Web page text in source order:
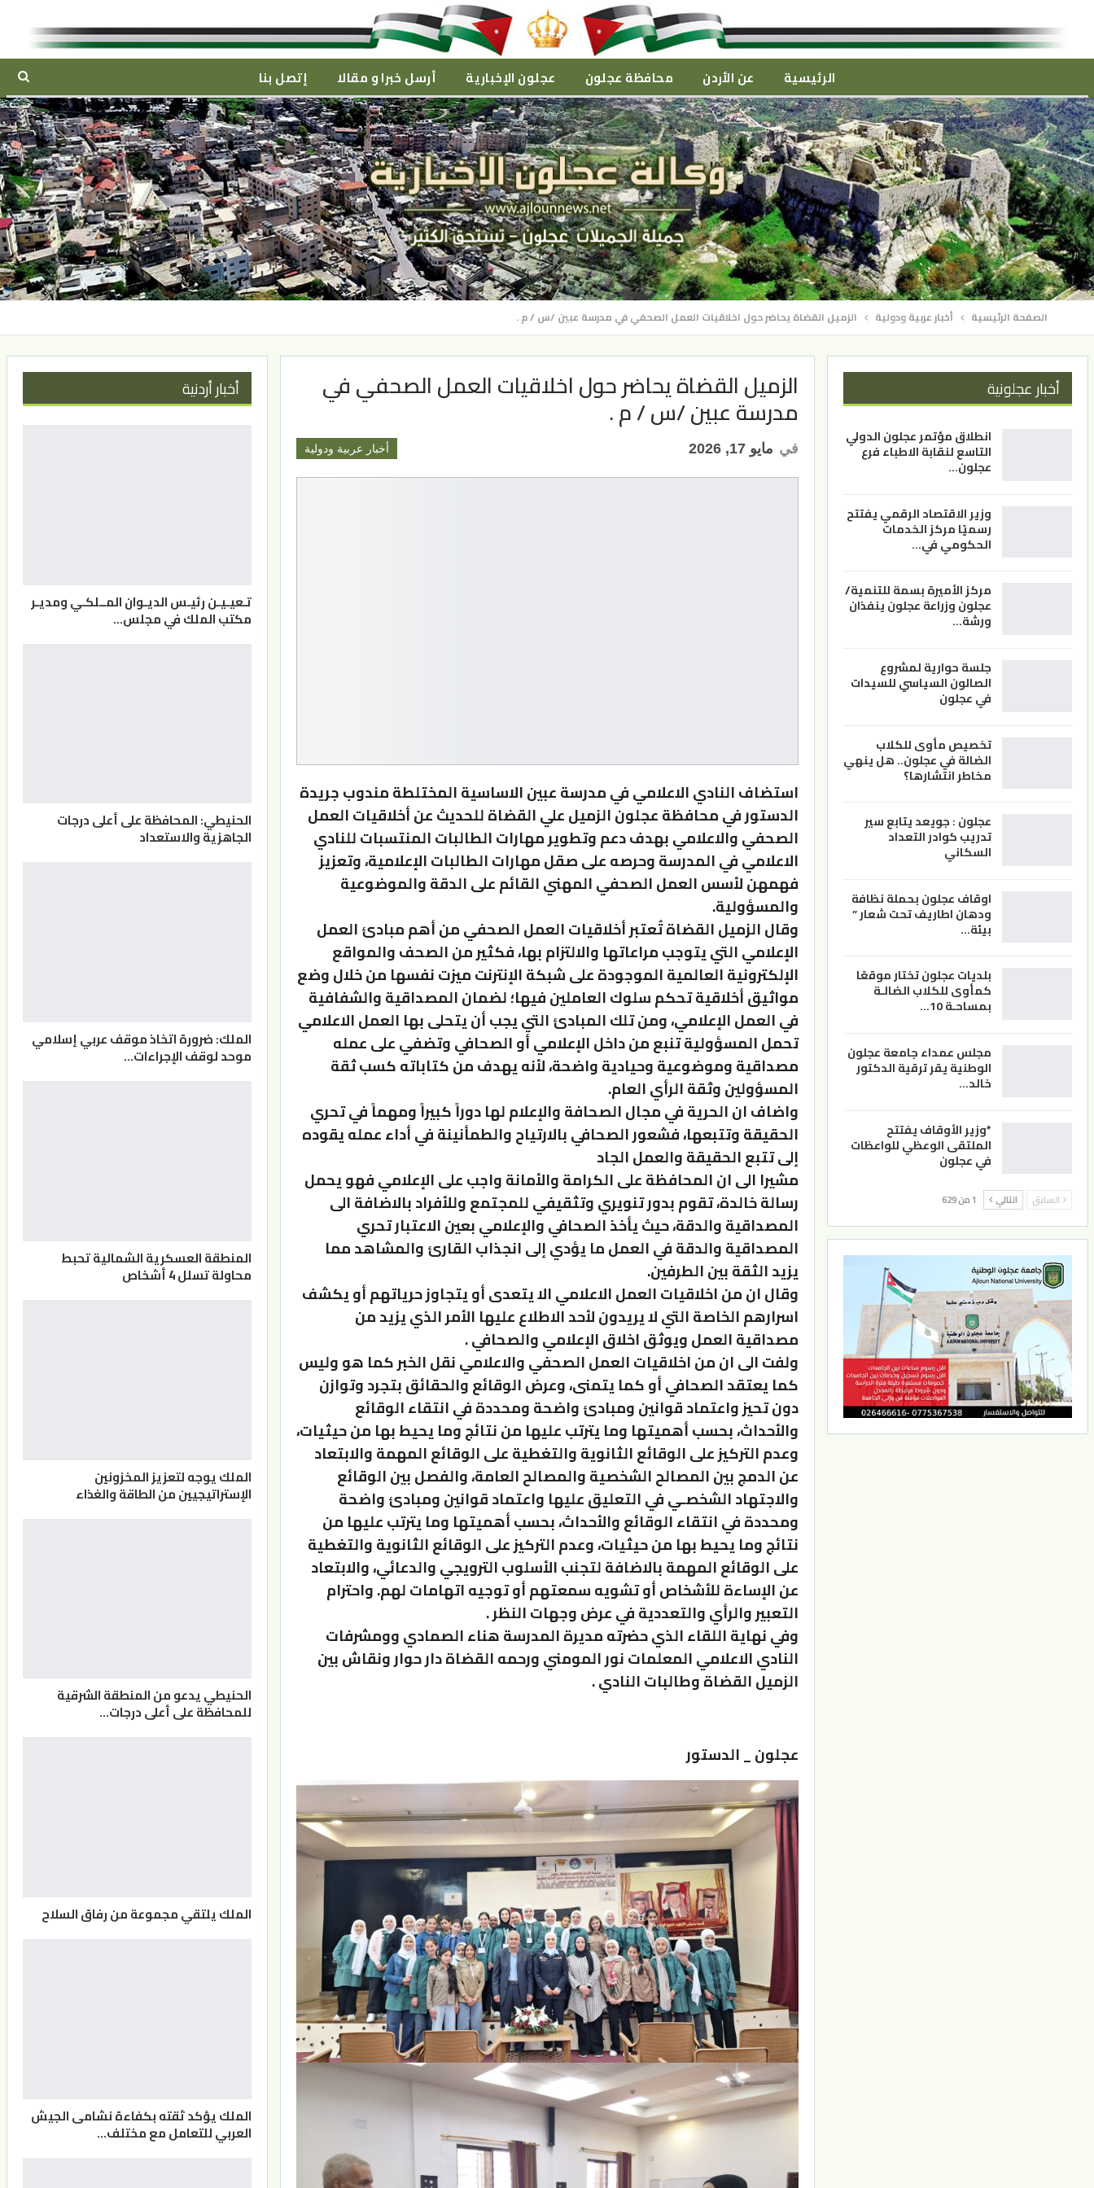
الرئيسية عن الأردن محافظة عجلون عجلون الإخبارية أرسل خبرا و مقالا إتصل بنا
الصفحة الرئيسية أخبار عربية ودولية الزميل القضاة يحاضر حول اخلاقيات العمل الصحفي في مدرسة عبين /س / م .
الزميل القضاة يحاضر حول اخلاقيات العمل الصحفي في
مدرسة عبين /س / م .
أخبار عربية ودولية في مايو 17, 2026
استضاف النادي الاعلامي في مدرسة عبين الاساسية المختلطة مندوب جريدة
الدستور في محافظة عجلون الزميل علي القضاة للحديث عن أخلاقيات العمل
الصحفي والاعلامي بهدف دعم وتطوير مهارات الطالبات المنتسبات للنادي
الاعلامي في المدرسة وحرصه على صقل مهارات الطالبات الإعلامية، وتعزيز
فهمهن لأسس العمل الصحفي المهني القائم على الدقة والموضوعية
والمسؤولية.
وقال الزميل القضاة تُعتبر أخلاقيات العمل الصحفي من أهم مبادئ العمل
الإعلامي التي يتوجب مراعاتها والالتزام بها، فكثير من الصحف والمواقع
الإلكترونية العالمية الموجودة على شبكة الإنترنت ميزت نفسها من خلال وضع
مواثيق أخلاقية تحكم سلوك العاملين فيها؛ لضمان المصداقية والشفافية
في العمل الإعلامي، ومن تلك المبادئ التي يجب أن يتحلى بها العمل الاعلامي
تحمل المسؤولية تنبع من داخل الإعلامي أو الصحافي وتضفي على عمله
مصداقية وموضوعية وحيادية واضحة، لأنه يهدف من كتاباته كسب ثقة
المسؤولين وثقة الرأي العام.
واضاف ان الحرية في مجال الصحافة والإعلام لها دوراً كبيراً ومهماً في تحري
الحقيقة وتتبعها، فشعور الصحافي بالارتياح والطمأنينة في أداء عمله يقوده
إلى تتبع الحقيقة والعمل الجاد
مشيرا الى ان المحافظة على الكرامة والأمانة واجب على الإعلامي فهو يحمل
رسالة خالدة، تقوم بدور تنويري وتثقيفي للمجتمع وللأفراد بالاضافة الى
المصداقية والدقة، حيث يأخذ الصحافي والإعلامي بعين الاعتبار تحري
المصداقية والدقة في العمل ما يؤدي إلى انجذاب القارئ والمشاهد مما
يزيد الثقة بين الطرفين.
وقال ان من اخلاقيات العمل الاعلامي الا يتعدى أو يتجاوز حرياتهم أو يكشف
اسرارهم الخاصة التي لا يريدون لأحد الاطلاع عليها الأمر الذي يزيد من
مصداقية العمل ويوثق اخلاق الإعلامي والصحافي .
ولفت الى ان من اخلاقيات العمل الصحفي والاعلامي نقل الخبر كما هو وليس
كما يعتقد الصحافي أو كما يتمنى، وعرض الوقائع والحقائق بتجرد وتوازن
دون تحيز واعتماد قوانين ومبادئ واضحة ومحددة في انتقاء الوقائع
والأحداث، بحسب أهميتها وما يترتب عليها من نتائج وما يحيط بها من حيثيات،
وعدم التركيز على الوقائع الثانوية والتغطية على الوقائع المهمة والابتعاد
عن الدمج بين المصالح الشخصية والمصالح العامة، والفصل بين الوقائع
والاجتهاد الشخصـي في التعليق عليها واعتماد قوانين ومبادئ واضحة
ومحددة في انتقاء الوقائع والأحداث، بحسب أهميتها وما يترتب عليها من
نتائج وما يحيط بها من حيثيات، وعدم التركيز على الوقائع الثانوية والتغطية
على الوقائع المهمة بالاضافة لتجنب الأسلوب الترويجي والدعائي، والابتعاد
عن الإساءة للأشخاص أو تشويه سمعتهم أو توجيه اتهامات لهم. واحترام
التعبير والرأي والتعددية في عرض وجهات النظر .
وفي نهاية اللقاء الذي حضرته مديرة المدرسة هناء الصمادي وومشرفات
النادي الاعلامي المعلمات نور المومني ورحمه القضاة دار حوار ونقاش بين
الزميل القضاة وطالبات النادي .
عجلون _ الدستور
أخبار عجلونية
انطلاق مؤتمر عجلون الدولي
التاسع لنقابة الاطباء فرع
عجلون…
وزير الاقتصاد الرقمي يفتتح
رسميًا مركز الخدمات
الحكومي في…
مركز الأميرة بسمة للتنمية/
عجلون وزراعة عجلون ينفذان
ورشة…
جلسة حوارية لمشروع
الصالون السياسي للسيدات
في عجلون
تخصيص مأوى للكلاب
الضالة في عجلون.. هل ينهي
مخاطر انتشارها؟
عجلون : جويعد يتابع سير
تدريب كوادر التعداد
السكاني
اوقاف عجلون بحملة نظافة
ودهان اطاريف تحت شعار ”
بيئة…
بلديات عجلون تختار موقعًا
كمأوى للكلاب الضالـة
بمساحـة 10…
مجلس عمداء جامعة عجلون
الوطنية يقر ترقية الدكتور
خالد…
*وزير الأوقاف يفتتح
الملتقى الوعظي للواعظات
في عجلون
السابق التالي 1 من 629
أخبار أردنية
تـعيـيـن رئيـس الديـوان المــلكـي ومديـر
مكتب الملك في مجلس…
الحنيطي: المحافظة على أعلى درجات
الجاهزية والاستعداد
الملك: ضرورة اتخاذ موقف عربي إسلامي
موحد لوقف الإجراءات…
المنطقة العسكرية الشمالية تحبط
محاولة تسلل 4 أشخاص
الملك يوجه لتعزيز المخزونين
الإستراتيجيين من الطاقة والغذاء
الحنيطي يدعو من المنطقة الشرقية
للمحافظة على أعلى درجات…
الملك يلتقي مجموعة من رفاق السلاح
الملك يؤكد ثقته بكفاءة نشامى الجيش
العربي للتعامل مع مختلف…